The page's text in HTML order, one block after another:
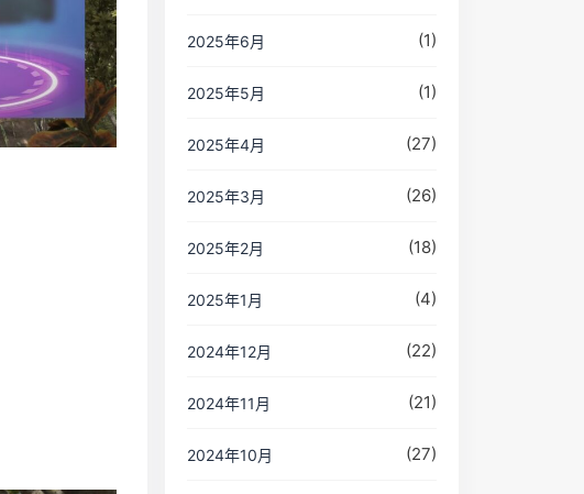
2025年6月 (1)
2025年5月 (1)
2025年4月 (27)
2025年3月 (26)
2025年2月 (18)
2025年1月 (4)
2024年12月 (22)
2024年11月 (21)
2024年10月 (27)